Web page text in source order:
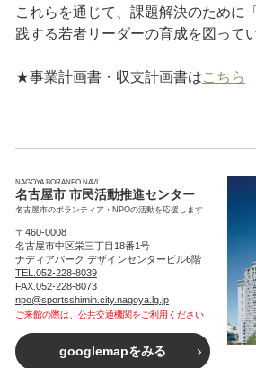
これらを通じて、課題解決のために
践する若者リーダーの育成を図って
★事業計画書・収支計画書はこちら
NAGOYA BORANPO NAVI
名古屋市 市民活動推進センター
名古屋市のボランティア・NPOの活動を応援します
〒460-0008
名古屋市中区栄三丁目18番1号
ナディアパーク デザインセンタービル6階
TEL.052-228-8039
FAX.052-228-8073
npo@sportsshimin.city.nagoya.lg.jp
ご来館の際は、公共交通機関をご利用ください
googlemapをみる